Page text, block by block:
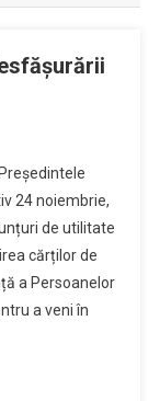
24 noiembrie,
de utilitate
cărților de
a Persoanelor
a veni în